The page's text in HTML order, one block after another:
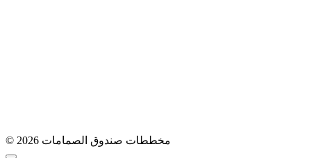
© 2026 مخططات صندوق الصمامات